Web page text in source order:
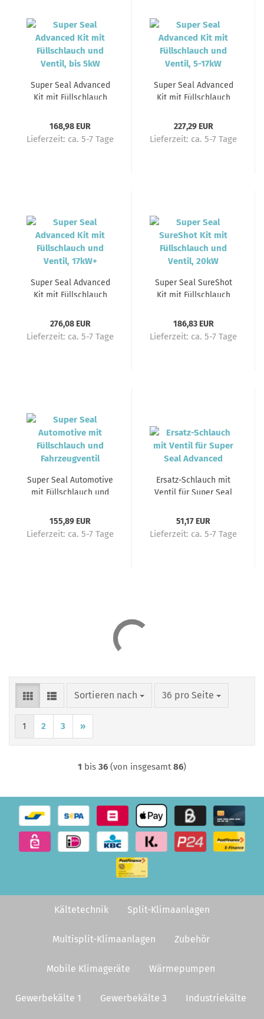
Super Seal Advanced
Kit mit Füllschlauch
168,98 EUR
Lieferzeit: ca. 5-7 Tage
Super Seal Advanced
Kit mit Füllschlauch
227,29 EUR
Lieferzeit: ca. 5-7 Tage
Super Seal Advanced
Kit mit Füllschlauch
276,08 EUR
Lieferzeit: ca. 5-7 Tage
Super Seal SureShot
Kit mit Füllschlauch
186,83 EUR
Lieferzeit: ca. 5-7 Tage
Super Seal Automotive
mit Füllschlauch und
155,89 EUR
Lieferzeit: ca. 5-7 Tage
Ersatz-Schlauch mit
Ventil für Super Seal
51,17 EUR
Lieferzeit: ca. 5-7 Tage
Sortieren nach
Sortieren nach 36 pro Seite
pro Seite
1 2 3 »
1 bis 36 (von insgesamt86)
Kältetechnik Split-Klimaanlagen
Multisplit-Klimaanlagen Zubehör
Mobile Klimageräte Wärmepumpen
Gewerbekälte 1 Gewerbekälte 3 Industriekälte